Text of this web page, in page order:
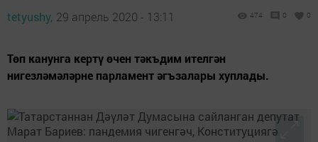
tetyushy, 29 апрель 2020 - 13:11 474 0 0
Төп канунга кертү өчен тәкъдим ителгән
нигезләмәләрне парламент әгъзалары хуплады.